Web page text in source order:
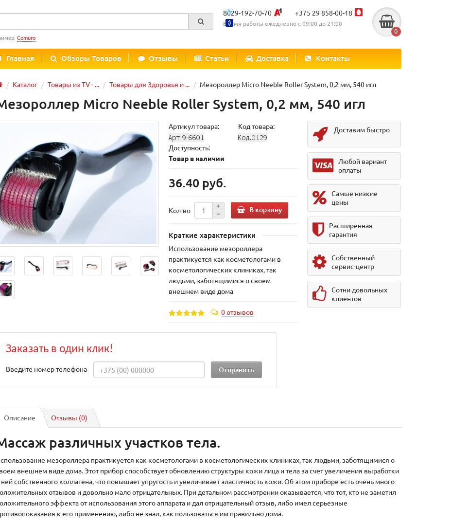
8029-192-70-70 +375 29 858-00-18
Время работы ежедневно с 09:00 до 21:00
0
Comuro
Главная Обзоры Товаров Отзывы Статьи Доставка Контакты
Каталог Товары из TV - ... Товары для Здоровья и ... Мезороллер Micro Neeble Roller System, 0,2 мм, 540 игл
Micro Neeble Roller System, 0,2 мм, 540 игл
Артикул товара: Код товара:
Доступность:
Товар в наличии
36.40 руб.
Кол-во В корзину
Краткие характеристики
Использование мезороллера
практикуется как косметологами в
косметологических клиниках, так
людьми, заботящимися о своем
внешнем виде дома
0 отзывов
Доставим быстро
Любой вариант
оплаты
Самые низкие
цены
Расширенная
гарантия
Собственный
сервис-центр
Сотни довольных
клиентов
Заказать в один клик!
Введите номер телефона
Описание Отзывы (0)
различных участков тела.
мезороллера практикуется как косметологами в косметологических клиниках, так людьми, заботящимися о
внешнем виде дома. Этот прибор способствует обновлению структуры кожи лица и тела за счет увеличения выработки
ней собственного коллагена, что повышает упругость и увеличивает эластичность кожи. Об этом приборе есть очень много
отзывов и довольно мало отрицательных. При детальном рассмотрении оказывается, что тот, кто не заметил
эффекта от использования этого аппарата и дал отрицательный отзыв, либо имел серьезные
к его применению, либо не знал, как пользоваться им правильно дома.